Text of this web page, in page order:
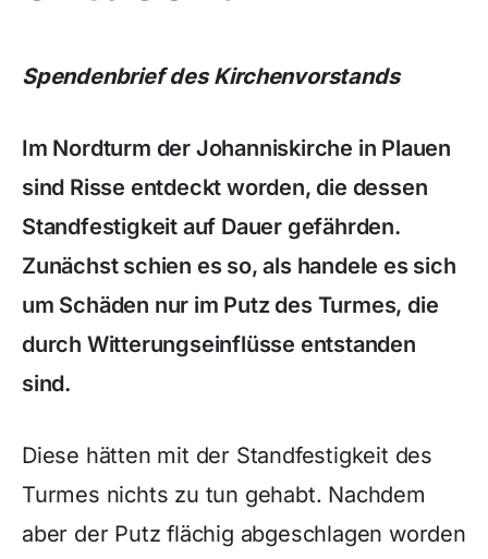
Spendenbrief des Kirchenvorstands
Im Nordturm der Johanniskirche in Plauen
sind Risse entdeckt worden, die dessen
Standfestigkeit auf Dauer gefährden.
Zunächst schien es so, als handele es sich
um Schäden nur im Putz des Turmes, die
durch Witterungseinflüsse entstanden
sind.
Diese hätten mit der Standfestigkeit des
Turmes nichts zu tun gehabt. Nachdem
aber der Putz flächig abgeschlagen worden